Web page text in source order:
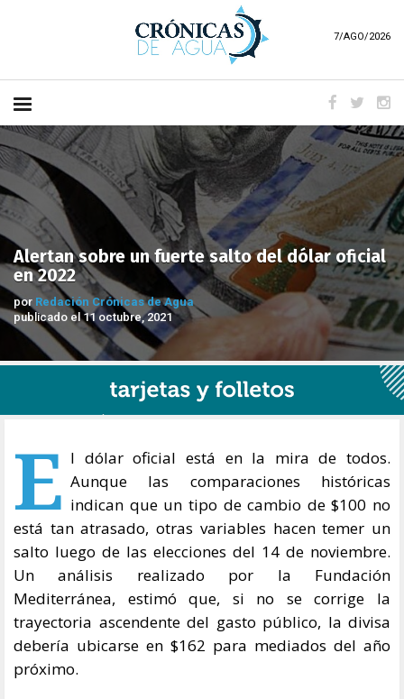
7/AGO/2026
Alertan sobre un fuerte salto del dólar oficial
en 2022
por Redación Crónicas de Agua
publicado el 11 octubre, 2021
E l dólar oficial está en la mira de todos.
Aunque las comparaciones históricas
indican que un tipo de cambio de $100 no
está tan atrasado, otras variables hacen temer un
salto luego de las elecciones del 14 de noviembre.
Un análisis realizado por la Fundación
Mediterránea, estimó que, si no se corrige la
trayectoria ascendente del gasto público, la divisa
debería ubicarse en $162 para mediados del año
próximo.